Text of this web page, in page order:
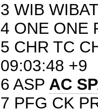
3 WIB
4 ONE ONE
5 CHR TC
09:03:48 +9
6 ASP AC
7 PFG CK